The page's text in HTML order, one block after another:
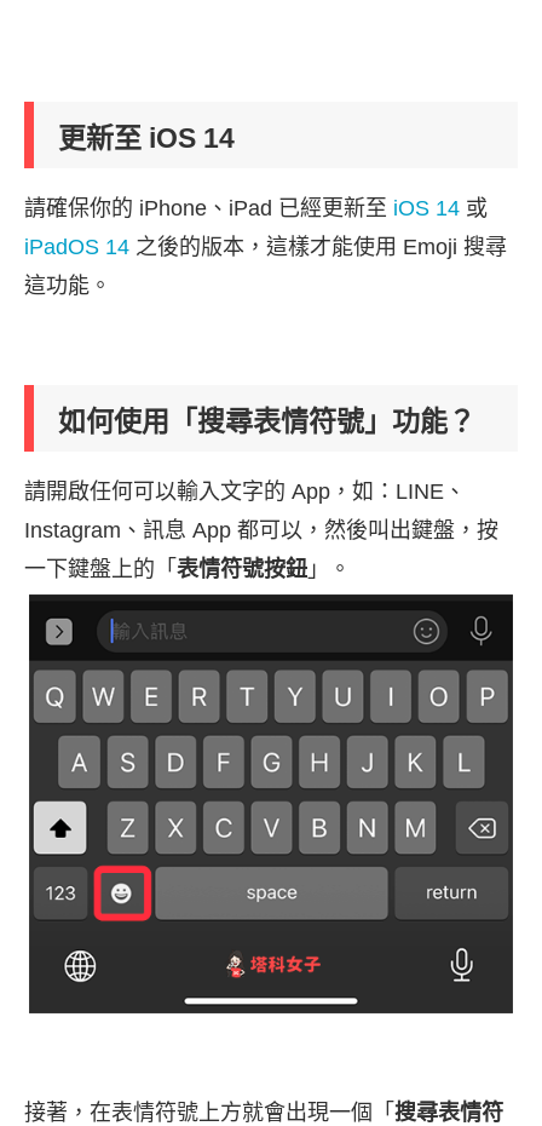
更新至 iOS 14
請確保你的 iPhone、iPad 已經更新至 iOS 14 或
iPadOS 14 之後的版本，這樣才能使用 Emoji 搜尋
這功能。
如何使用「搜尋表情符號」功能？
請開啟任何可以輸入文字的 App，如：LINE、
Instagram、訊息 App 都可以，然後叫出鍵盤，按
一下鍵盤上的「 表情符號按鈕 」。
接著，在表情符號上方就會出現一個「 搜尋表情符